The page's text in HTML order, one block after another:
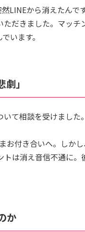
LINEから消えたんです
だきました。マッチ
います。
」
て相談を受けました
お付き合いへ。しか
は消え音信不通に
か